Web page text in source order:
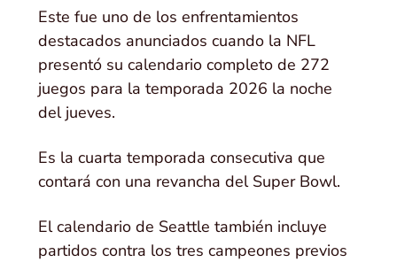
Este fue uno de los enfrentamientos
destacados anunciados cuando la NFL
presentó su calendario completo de 272
juegos para la temporada 2026 la noche
del jueves.
Es la cuarta temporada consecutiva que
contará con una revancha del Super Bowl.
El calendario de Seattle también incluye
partidos contra los tres campeones previos